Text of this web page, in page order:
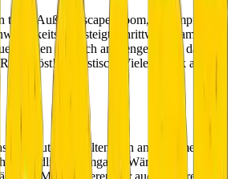
Außen-Escape-Room, ich empfehle
steigt schrittweise; am Ende
Zellen wirklich anstrengen, aber das
löst! Fantastisch. Vielen Dank an die
sehr gut unterhalten. Ein angenehmer
freundlicher Umgang. Wärmstens
Mal probieren wir auch andere aus.